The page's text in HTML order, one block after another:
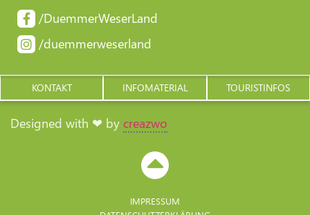
/DuemmerWeserLand
/duemmerweserland
KONTAKT INFOMATERIAL TOURISTINFOS
Designed with ❤ by creazwo
IMPRESSUM